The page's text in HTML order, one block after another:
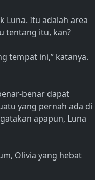
Luna. Itu adalah area
tentang itu, kan?
tempat ini,” katanya.
benar dapat
yang pernah ada di
apapun, Luna
Olivia yang hebat